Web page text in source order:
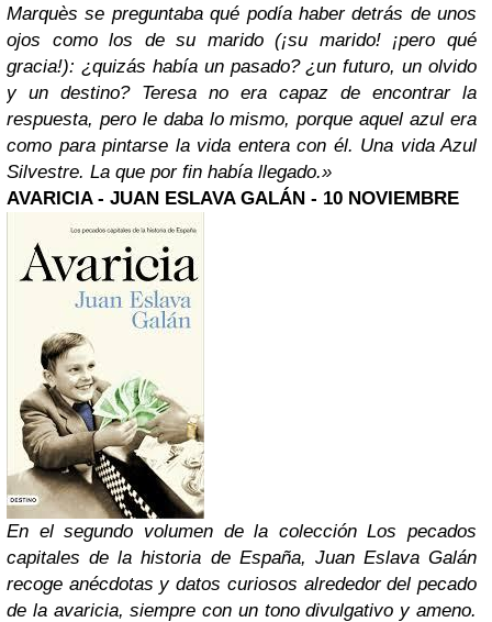
Marquès se preguntaba qué podía haber detrás de unos
ojos como los de su marido (¡su marido! ¡pero qué
gracia!): ¿quizás había un pasado? ¿un futuro, un olvido
y un destino? Teresa no era capaz de encontrar la
respuesta, pero le daba lo mismo, porque aquel azul era
como para pintarse la vida entera con él. Una vida Azul
Silvestre. La que por fin había llegado.»
AVARICIA - JUAN ESLAVA GALÁN - 10 NOVIEMBRE
En el segundo volumen de la colección Los pecados
capitales de la historia de España, Juan Eslava Galán
recoge anécdotas y datos curiosos alrededor del pecado
de la avaricia, siempre con un tono divulgativo y ameno.